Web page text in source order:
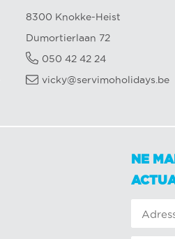
8300 Knokke-Heist
Dumortierlaan 72
050 42 42 24
vicky@servimoholidays.be
NE